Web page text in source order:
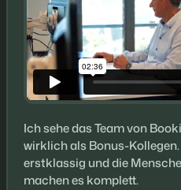
Ich sehe das Team von
wirklich als Bonus-
erstklassig und die
machen es komplett.